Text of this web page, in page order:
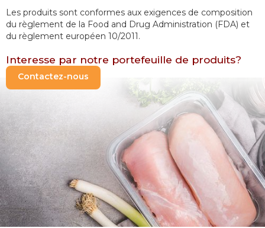
Les produits sont conformes aux exigences de composition
du règlement de la Food and Drug Administration (FDA) et
du règlement européen 10/2011.
Interesse par notre portefeuille de produits?
Contactez-nous